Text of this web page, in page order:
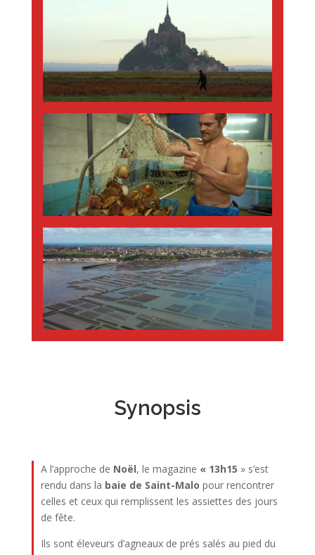
Synopsis
A l’approche de Noël, le magazine « 13h15 » s’est
rendu dans la baie de Saint-Malo pour rencontrer
celles et ceux qui remplissent les assiettes des jours
de fête.
Ils sont éleveurs d’agneaux de prés salés au pied du